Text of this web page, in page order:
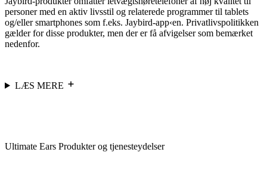
personer med en aktiv livsstil og relaterede programmer til tablets
og/eller smartphones som f.eks. Jaybird-app‹en. Privatlivspolitikken
gælder for disse produkter, men der er få afvigelser som bemærket
nedenfor.
LÆS MERE
Ultimate Ears Produkter og tjenesteydelser